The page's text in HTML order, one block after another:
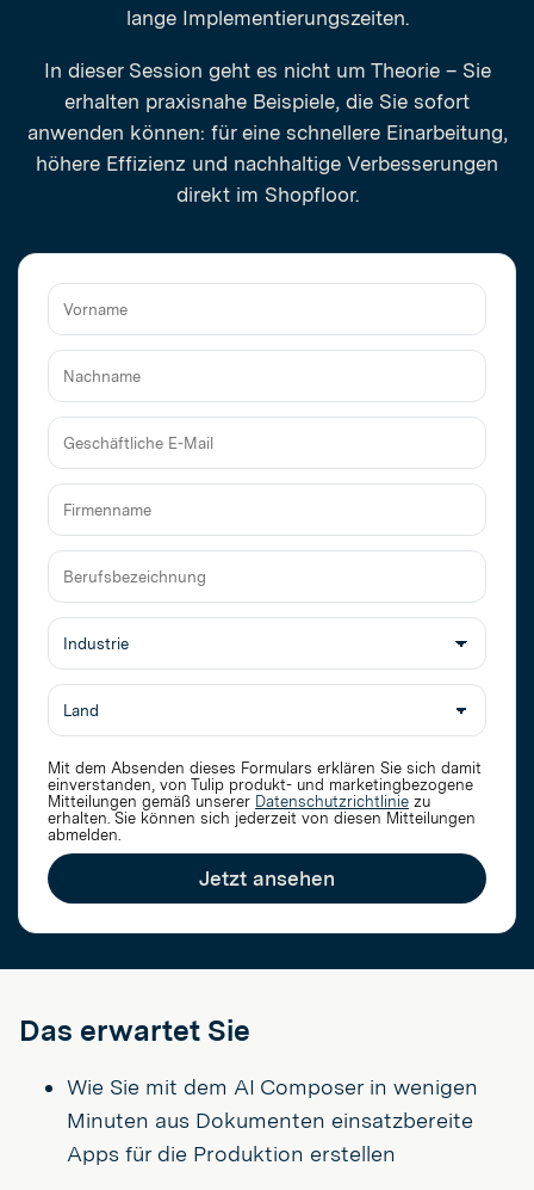
Vorname
Nachname
Geschäftliche
E-
Mail
Firmenname
Berufsbezeichnung
Mit dem Absenden dieses Formulars erklären Sie sich damit
einverstanden, von Tulip produkt- und marketingbezogene
Mitteilungen gemäß unserer Datenschutzrichtlinie zu
erhalten. Sie können sich jederzeit von diesen Mitteilungen
abmelden.
Jetzt ansehen
lange Implementierungszeiten.
In dieser Session geht es nicht um Theorie – Sie
erhalten praxisnahe Beispiele, die Sie sofort
anwenden können: für eine schnellere Einarbeitung,
höhere Effizienz und nachhaltige Verbesserungen
direkt im Shopfloor.
Das erwartet Sie
Wie Sie mit dem AI Composer in wenigen
Minuten aus Dokumenten einsatzbereite
Apps für die Produktion erstellen